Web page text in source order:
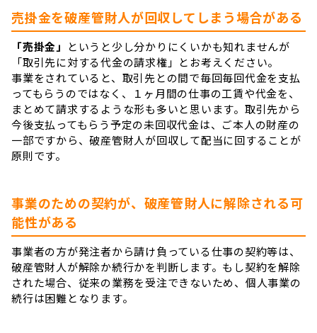
売掛金を破産管財人が回収してしまう場合がある
「売掛金」
というと少し分かりにくいかも知れませんが
「取引先に対する代金の請求権」とお考えください。
事業をされていると、取引先との間で毎回毎回代金を支払
ってもらうのではなく、１ヶ月間の仕事の工賃や代金を、
まとめて請求するような形も多いと思います。取引先から
今後支払ってもらう予定の未回収代金は、ご本人の財産の
一部ですから、破産管財人が回収して配当に回することが
原則です。
事業のための契約が、破産管財人に解除される可
能性がある
事業者の方が発注者から請け負っている仕事の契約等は、
破産管財人が解除か続行かを判断します。もし契約を解除
された場合、従来の業務を受注できないため、個人事業の
続行は困難となります。